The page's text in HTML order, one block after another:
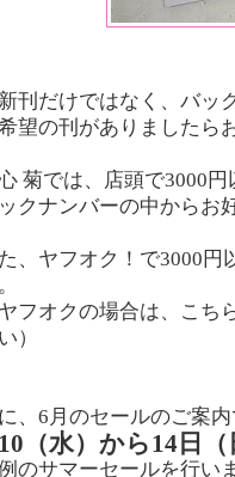
刊だけではなく、バッ
望の刊がありましたら
菊では、店頭で3000
クナンバーの中からお
、ヤフオク！で3000
ヤフオクの場合は、こ
）
、6月のセールのご案
（水）から14日
のサマーセールを行い